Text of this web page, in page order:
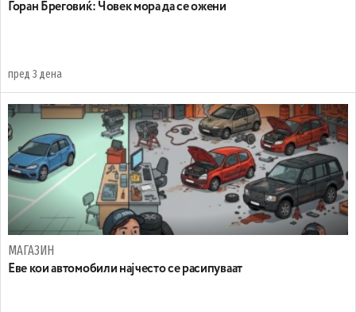
Горан Бреговиќ: Човек мора да се ожени
пред 3 дена
МАГАЗИН
Еве кои автомобили најчесто се расипуваат